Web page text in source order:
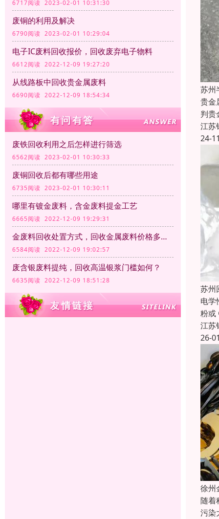
6717阅读 2023-02-01 10:31:30
废铜的利用及解决
6790阅读 2023-02-01 10:29:04
电子IC废料回收报价，回收废弃电子物料
6612阅读 2022-12-09 19:27:20
从线路板中回收贵金属废料
6690阅读 2022-12-09 18:54:34
废铁回收利用之后怎样进行筛选
6562阅读 2023-02-01 10:30:33
废铜回收后都有哪些用途
6735阅读 2023-02-01 10:30:11
哪里有镀金废料，含金废料提金工艺
6665阅读 2022-12-09 19:29:31
金废料回收处置方式，回收金属废料价格多少钱一公斤？
6584阅读 2022-12-09 19:02:57
废含银废料提纯，回收高温银浆门槛如何？
6635阅读 2022-12-09 18:51:28
苏州
贵金
判贵
江苏
24-
苏州
电学
粉或
江苏
26-
徐州
随着
污染